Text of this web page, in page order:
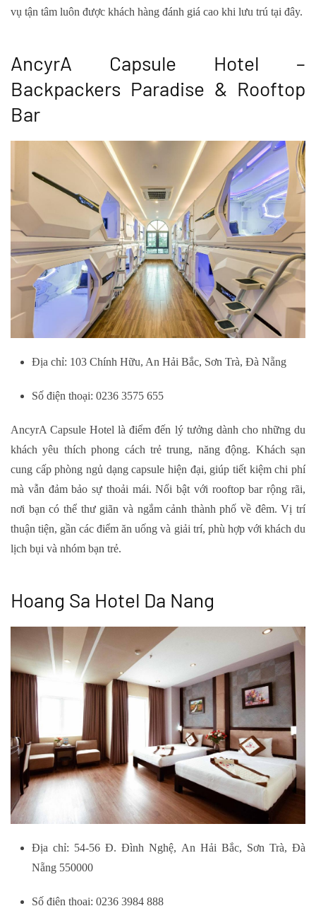
vụ tận tâm luôn được khách hàng đánh giá cao khi lưu trú tại đây.
AncyrA Capsule Hotel –
Backpackers Paradise & Rooftop
Bar
Địa chỉ: 103 Chính Hữu, An Hải Bắc, Sơn Trà, Đà Nẵng
Số điện thoại: 0236 3575 655
AncyrA Capsule Hotel là điểm đến lý tưởng dành cho những du
khách yêu thích phong cách trẻ trung, năng động. Khách sạn
cung cấp phòng ngủ dạng capsule hiện đại, giúp tiết kiệm chi phí
mà vẫn đảm bảo sự thoải mái. Nổi bật với rooftop bar rộng rãi,
nơi bạn có thể thư giãn và ngắm cảnh thành phố về đêm. Vị trí
thuận tiện, gần các điểm ăn uống và giải trí, phù hợp với khách du
lịch bụi và nhóm bạn trẻ.
Hoang Sa Hotel Da Nang
Địa chỉ: 54-56 Đ. Đình Nghệ, An Hải Bắc, Sơn Trà, Đà
Nẵng 550000
Số điện thoại: 0236 3984 888